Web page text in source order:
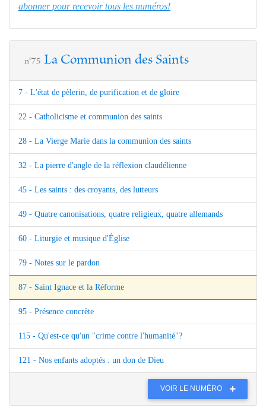
abonner pour recevoir tous les numéros!
n°75 La Communion des Saints
7 - L'état de pèlerin, de purification et de gloire
22 - Catholicisme et communion des saints
28 - La Vierge Marie dans la communion des saints
32 - La pierre d'angle de la réflexion claudélienne
45 - Les saints : des croyants, des lutteurs
49 - Quatre canonisations, quatre religieux, quatre allemands
60 - Liturgie et musique d'Église
79 - Notes sur le pardon
87 - Saint Ignace et la Réforme
95 - Présence concrète
115 - Qu'est-ce qu'un "crime contre l'humanité"?
121 - Nos enfants adoptés : un don de Dieu
VOIR LE NUMÉRO